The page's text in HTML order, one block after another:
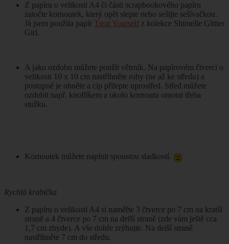
Z papíru o velikosti A4 či části scrapbookového papíru
zatočte kornoutek, který opět slepte nebo sešijte sešívačkou.
Já jsem použila papír Treat Yourself z kolekce Shimelle Glitter
Girl.
A jako ozdobu můžete použít větrník. Na papírovém čtverci o
velikosti 10 x 10 cm nastříhněte rohy (ne až ke středu) a
postupně je ohněte a cíp přilepte uprostřed. Střed můžete
ozdobit např. knoflíkem a okolo kornoutu omotat třeba
stužku.
Kornoutek můžete naplnit spoustou sladkostí.
Rychlá krabička
Z papíru o velikosti A4 si naměřte 3 čtverce po 7 cm na kratší
straně a 4 čtverce po 7 cm na delší straně (zde vám ještě cca
1,7 cm zbyde). A vše dobře zrýhujte. Na delší straně
nastřihněte 7 cm do středu.